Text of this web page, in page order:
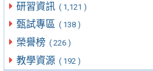
研習資訊 ( 1,121 )
甄試專區 ( 138 )
榮譽榜 ( 226 )
教學資源 ( 192 )